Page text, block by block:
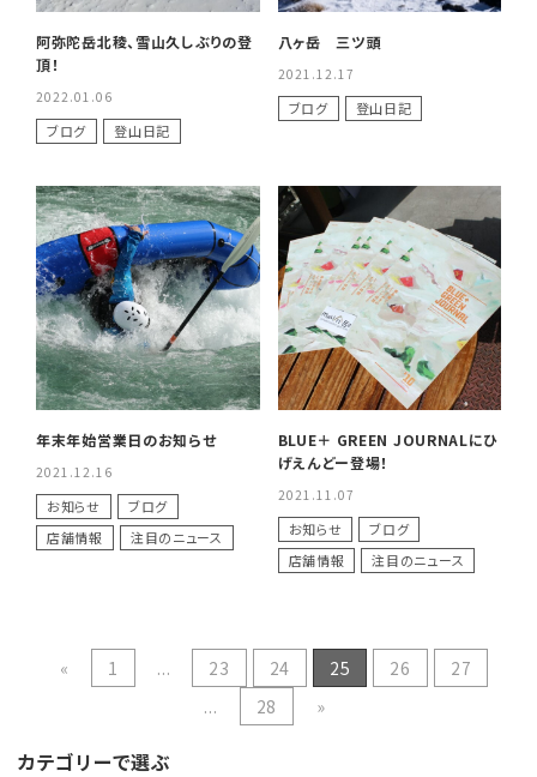
阿弥陀岳北稜、雪山久しぶりの登
頂！
2022.01.06
ブログ 登山日記
八ヶ岳 三ツ頭
2021.12.17
ブログ 登山日記
年末年始営業日のお知らせ
2021.12.16
お知らせ
ブログ
店舗情報
注目のニュース
BLUE＋ GREEN JOURNALにひ
げえんどー登場！
2021.11.07
お知らせ
ブログ
店舗情報
注目のニュース
« 1 ... 23 24 25 26
27
...
28 »
カテゴリーで選ぶ